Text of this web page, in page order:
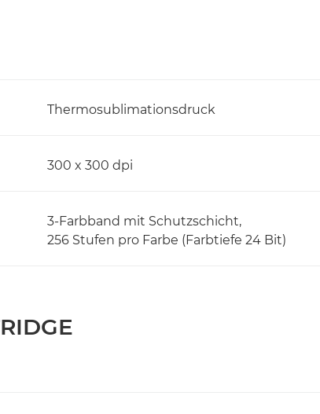
Thermosublimationsdruck
300 x 300 dpi
3-Farbband mit Schutzschicht,
256 Stufen pro Farbe (Farbtiefe 24 Bit)